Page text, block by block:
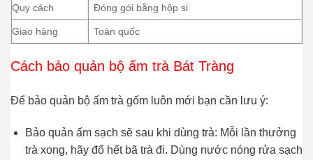
Quy cách Đóng gói bằng hộp si
Giao hàng Toàn quốc
Cách bảo quản bộ ấm trà Bát Tràng
Để bảo quản bộ ấm trà gốm luôn mới bạn cần lưu ý:
Bảo quản ấm sạch sẽ sau khi dùng trà: Mỗi lần thưởng
trà xong, hãy đổ hết bã trà đi. Dùng nước nóng rửa sạch